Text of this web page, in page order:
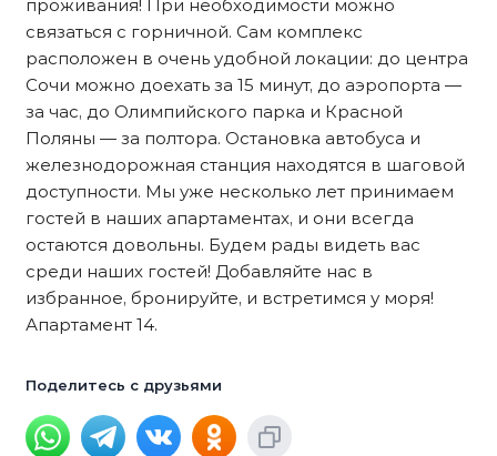
проживания! При необходимости можно
связаться с горничной. Сам комплекс
расположен в очень удобной локации: до центра
Сочи можно доехать за 15 минут, до аэропорта —
за час, до Олимпийского парка и Красной
Поляны — за полтора. Остановка автобуса и
железнодорожная станция находятся в шаговой
доступности. Мы уже несколько лет принимаем
гостей в наших апартаментах, и они всегда
остаются довольны. Будем рады видеть вас
среди наших гостей! Добавляйте нас в
избранное, бронируйте, и встретимся у моря!
Апартамент 14.
Поделитесь с друзьями